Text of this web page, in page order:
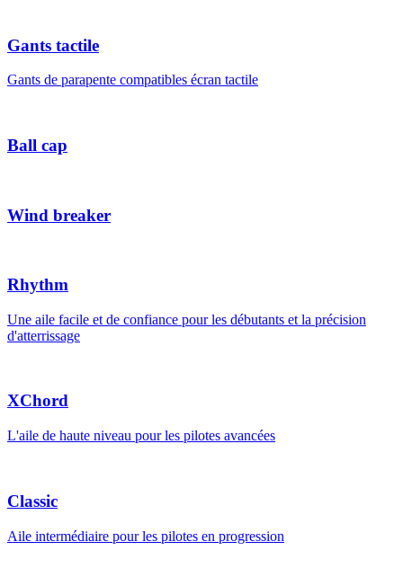
Gants tactile
Gants de parapente compatibles écran tactile
Ball cap
Wind breaker
Rhythm
Une aile facile et de confiance pour les débutants et la précision
d'atterrissage
XChord
L'aile de haute niveau pour les pilotes avancées
Classic
Aile intermédiaire pour les pilotes en progression